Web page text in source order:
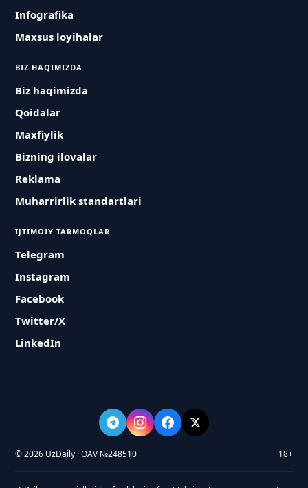
Infografika
Maxsus loyihalar
BIZ HAQIMIZDA
Biz haqimizda
Qoidalar
Maxfiylik
Bizning ilovalar
Reklama
Muharrirlik standartlari
IJTIMOIY TARMOQLAR
Telegram
Instagram
Facebook
Twitter/X
LinkedIn
© 2026 UzDaily · OAV №248510 18+